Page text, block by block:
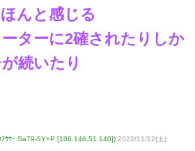
んと感じる
ターに2確されたりしか
続いたり
ｱｳｳｰ Sa79-5Y+P [106.146.51.140]) 2022/11/12(土)